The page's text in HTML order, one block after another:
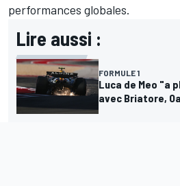
performances globales.
Lire aussi :
FORMULE 1
Luca de Meo "a
avec Briatore,